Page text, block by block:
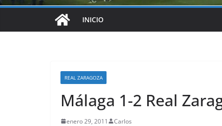
INICIO
REAL ZARAGOZA
Málaga 1-2 Real
enero 29, 2011 Carlos